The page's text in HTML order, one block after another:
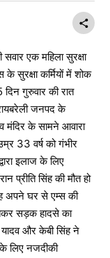
एक महिला सुरक्षा
सुरक्षा कर्मियों में शोक
गुरुवार की रात
जनपद के
मंदिर के सामने आवारा
33 वर्ष को गंभीर
इलाज के लिए
प्रीति सिंह की मौत हो
अपने घर से एम्स की
सड़क हादसे का
और केबी सिंह ने
लिए नजदीकी